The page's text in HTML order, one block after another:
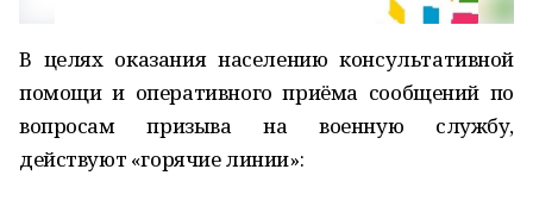
В целях оказания населению консультативной
помощи и оперативного приёма сообщений по
вопросам призыва на военную службу,
действуют «горячие линии»: